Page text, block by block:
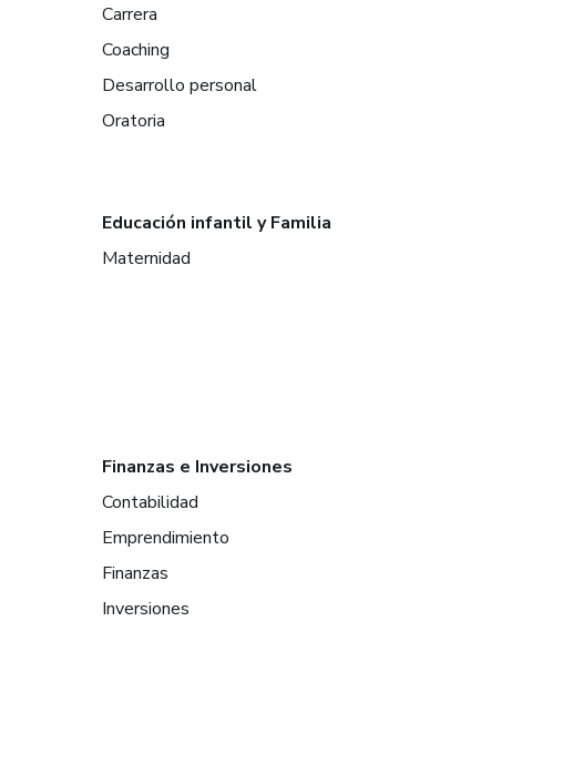
Carrera
Coaching
Desarrollo personal
Oratoria
Educación infantil y Familia
Maternidad
Finanzas e Inversiones
Contabilidad
Emprendimiento
Finanzas
Inversiones